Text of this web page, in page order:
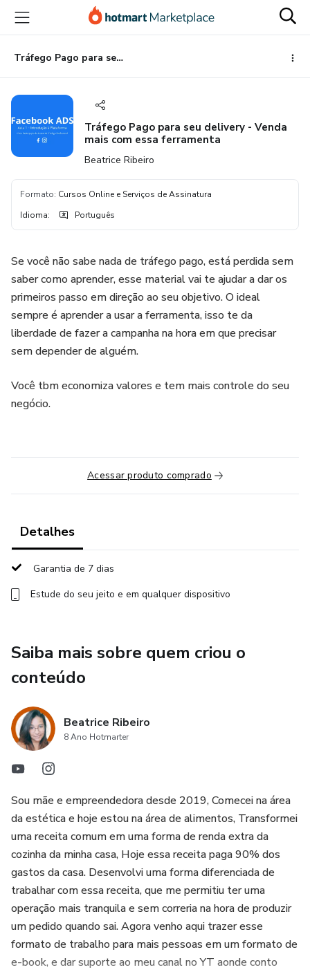
para
conteúdo
principal
para
pagamento
para
rodapé
Tráfego Pago para seu delivery - Venda mais com essa ferramenta
Tráfego Pago para seu delivery - Venda
mais com essa ferramenta
Beatrice Ribeiro
Formato: Cursos Online e Serviços de Assinatura
Idioma: Português
Se você não sabe nada de tráfego pago, está perdida sem
saber como aprender, esse material vai te ajudar a dar os
primeiros passo em direção ao seu objetivo. O ideal
sempre é aprender a usar a ferramenta, isso te da
liberdade de fazer a campanha na hora em que precisar
sem depender de alguém.
Você tbm economiza valores e tem mais controle do seu
negócio.
Acessar produto comprado
Detalhes
Garantia de 7 dias
Estude do seu jeito e em qualquer dispositivo
Saiba mais sobre quem criou o
conteúdo
Beatrice Ribeiro
8 Ano Hotmarter
Sou mãe e empreendedora desde 2019, Comecei na área
da estética e hoje estou na área de alimentos, Transformei
uma receita comum em uma forma de renda extra da
cozinha da minha casa, Hoje essa receita paga 90% dos
gastos da casa. Desenvolvi uma forma diferenciada de
trabalhar com essa receita, que me permitiu ter uma
operação mais tranquila e sem correria na hora de produzir
um pedido quando sai. Agora venho aqui trazer esse
formato de trabalho para mais pessoas em um formato de
e-book, e dar suporte ao meu canal no YT aonde conto